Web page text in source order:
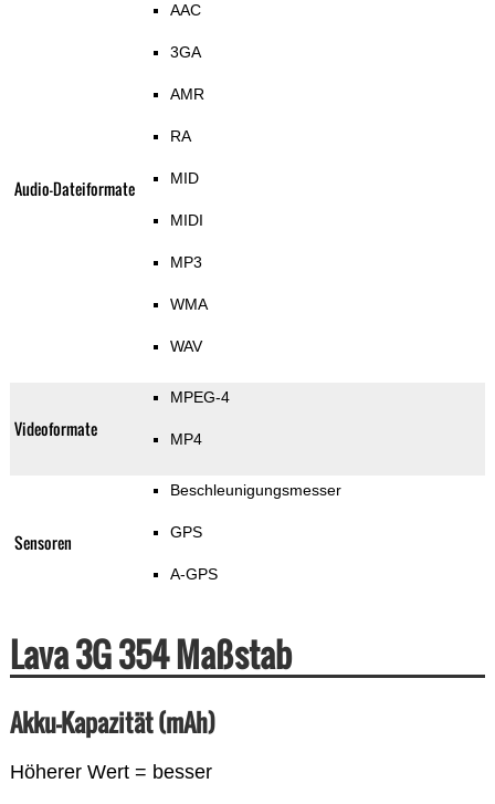
Audio-Dateiformate
AAC
3GA
AMR
RA
MID
MIDI
MP3
WMA
WAV
Videoformate
MPEG-4
MP4
Sensoren
Beschleunigungsmesser
GPS
A-GPS
Lava 3G 354 Maßstab
Akku-Kapazität (mAh)
Höherer Wert = besser